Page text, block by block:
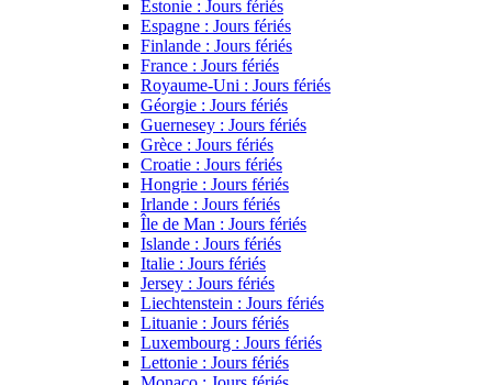
Estonie : Jours fériés
Espagne : Jours fériés
Finlande : Jours fériés
France : Jours fériés
Royaume-Uni : Jours fériés
Géorgie : Jours fériés
Guernesey : Jours fériés
Grèce : Jours fériés
Croatie : Jours fériés
Hongrie : Jours fériés
Irlande : Jours fériés
Île de Man : Jours fériés
Islande : Jours fériés
Italie : Jours fériés
Jersey : Jours fériés
Liechtenstein : Jours fériés
Lituanie : Jours fériés
Luxembourg : Jours fériés
Lettonie : Jours fériés